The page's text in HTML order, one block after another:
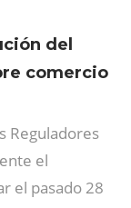
del
comercio
Reguladores
el
el pasado 28